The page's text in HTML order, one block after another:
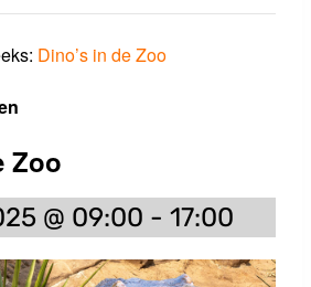
Dino’s in de Zoo
Zoo
@ 09:00 - 17:00